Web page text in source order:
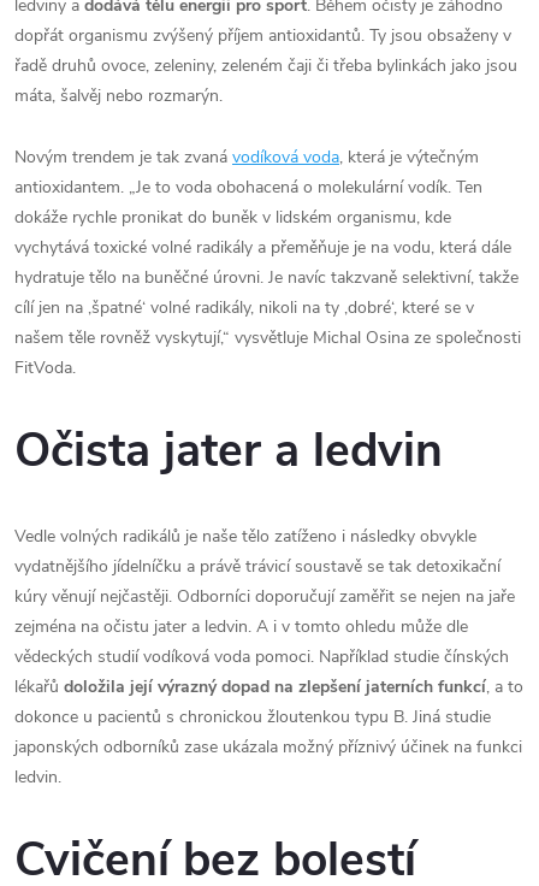
ledviny a dodává tělu energii pro sport. Během očisty je záhodno
dopřát organismu zvýšený příjem antioxidantů. Ty jsou obsaženy v
řadě druhů ovoce, zeleniny, zeleném čaji či třeba bylinkách jako jsou
máta, šalvěj nebo rozmarýn.
Novým trendem je tak zvaná vodíková voda, která je výtečným
antioxidantem. „Je to voda obohacená o molekulární vodík. Ten
dokáže rychle pronikat do buněk v lidském organismu, kde
vychytává toxické volné radikály a přeměňuje je na vodu, která dále
hydratuje tělo na buněčné úrovni. Je navíc takzvaně selektivní, takže
cílí jen na ‚špatné‘ volné radikály, nikoli na ty ‚dobré‘, které se v
našem těle rovněž vyskytují,“ vysvětluje Michal Osina ze společnosti
FitVoda.
Očista jater a ledvin
Vedle volných radikálů je naše tělo zatíženo i následky obvykle
vydatnějšího jídelníčku a právě trávicí soustavě se tak detoxikační
kúry věnují nejčastěji. Odborníci doporučují zaměřit se nejen na jaře
zejména na očistu jater a ledvin. A i v tomto ohledu může dle
vědeckých studií vodíková voda pomoci. Například studie čínských
lékařů doložila její výrazný dopad na zlepšení jaterních funkcí, a to
dokonce u pacientů s chronickou žloutenkou typu B. Jiná studie
japonských odborníků zase ukázala možný příznivý účinek na funkci
ledvin.
Cvičení bez bolestí